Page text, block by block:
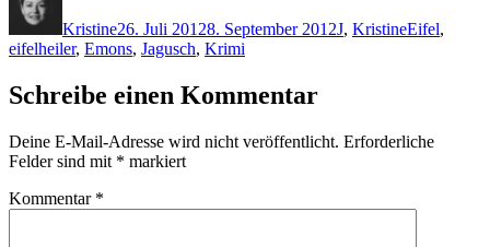
Kristine26. Juli 20128. September 2012J, KristineEifel,
eifelheiler, Emons, Jagusch, Krimi
Schreibe einen Kommentar
Deine E-Mail-Adresse wird nicht veröffentlicht. Erforderliche
Felder sind mit * markiert
Kommentar *